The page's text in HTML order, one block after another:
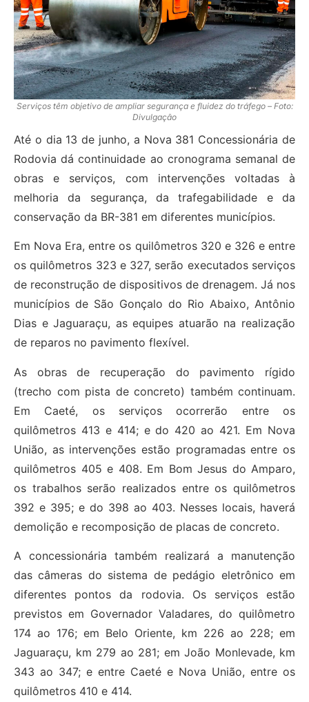
Serviços têm objetivo de ampliar segurança e fluidez do tráfego – Foto:
Divulgação
Até o dia 13 de junho, a Nova 381 Concessionária de
Rodovia dá continuidade ao cronograma semanal de
obras e serviços, com intervenções voltadas à
melhoria da segurança, da trafegabilidade e da
conservação da BR-381 em diferentes municípios.
Em Nova Era, entre os quilômetros 320 e 326 e entre
os quilômetros 323 e 327, serão executados serviços
de reconstrução de dispositivos de drenagem. Já nos
municípios de São Gonçalo do Rio Abaixo, Antônio
Dias e Jaguaraçu, as equipes atuarão na realização
de reparos no pavimento flexível.
As obras de recuperação do pavimento rígido
(trecho com pista de concreto) também continuam.
Em Caeté, os serviços ocorrerão entre os
quilômetros 413 e 414; e do 420 ao 421. Em Nova
União, as intervenções estão programadas entre os
quilômetros 405 e 408. Em Bom Jesus do Amparo,
os trabalhos serão realizados entre os quilômetros
392 e 395; e do 398 ao 403. Nesses locais, haverá
demolição e recomposição de placas de concreto.
A concessionária também realizará a manutenção
das câmeras do sistema de pedágio eletrônico em
diferentes pontos da rodovia. Os serviços estão
previstos em Governador Valadares, do quilômetro
174 ao 176; em Belo Oriente, km 226 ao 228; em
Jaguaraçu, km 279 ao 281; em João Monlevade, km
343 ao 347; e entre Caeté e Nova União, entre os
quilômetros 410 e 414.